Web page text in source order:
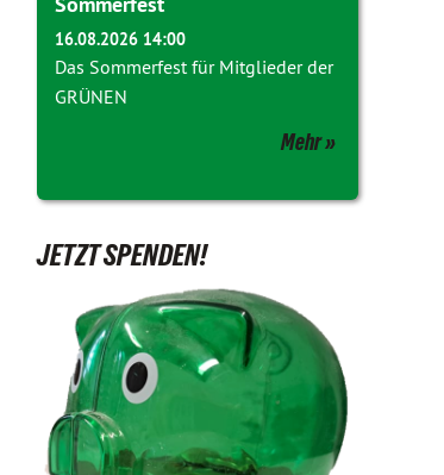
16.08.2026 14:00
Das Sommerfest für Mitglieder der
GRÜNEN
Mehr
JETZT SPENDEN!